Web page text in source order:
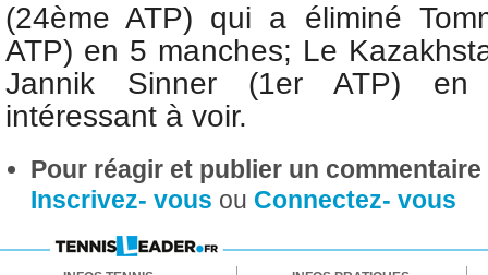
(24ème ATP) qui a éliminé
ATP) en 5 manches; Le
Jannik Sinner (1er ATP) en
intéressant à voir.
Pour réagir et publier un
Inscrivez- vous ou Connectez- vous